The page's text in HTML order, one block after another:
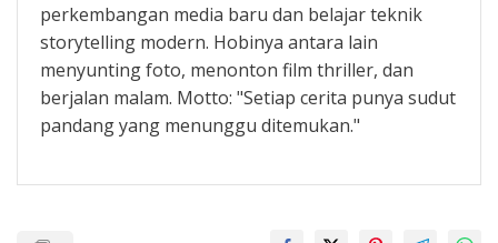
perkembangan media baru dan belajar teknik
storytelling modern. Hobinya antara lain
menyunting foto, menonton film thriller, dan
berjalan malam. Motto: "Setiap cerita punya sudut
pandang yang menunggu ditemukan."